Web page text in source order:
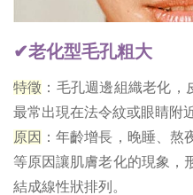
✔老化型毛孔粗大
特徵 ：毛孔週邊組織老化，
最常出現在法令紋或眼睛附近
原因 ：年齡增長，晚睡、熬
等原因讓肌膚老化的現象，
結成線性狀排列。